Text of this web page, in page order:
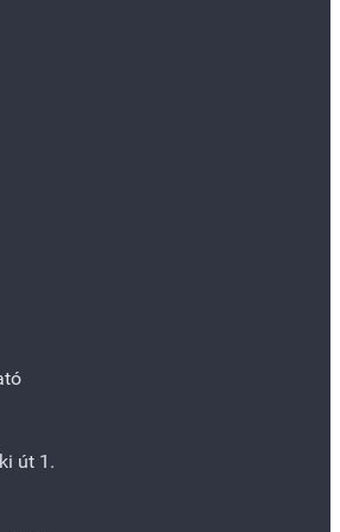
út 1.